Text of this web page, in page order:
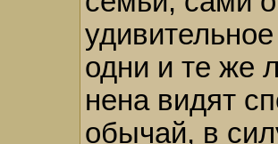
одни и те же
нена видят
обычай, в